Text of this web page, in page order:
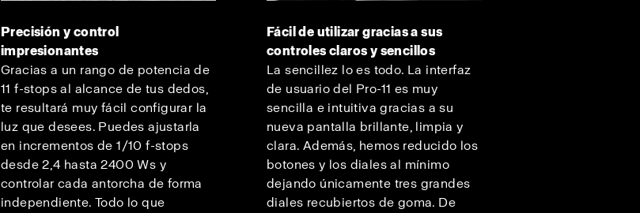
Precisión y control
impresionantes
Gracias a un rango de potencia de
11 f-stops al alcance de tus dedos,
te resultará muy fácil configurar la
luz que desees. Puedes ajustarla
en incrementos de 1/10 f-stops
desde 2,4 hasta 2400 Ws y
controlar cada antorcha de forma
independiente. Todo lo que
Fácil de utilizar gracias a sus
controles claros y sencillos
La sencillez lo es todo. La interfaz
de usuario del Pro-11 es muy
sencilla e intuitiva gracias a su
nueva pantalla brillante, limpia y
clara. Además, hemos reducido los
botones y los diales al mínimo
dejando únicamente tres grandes
diales recubiertos de goma. De